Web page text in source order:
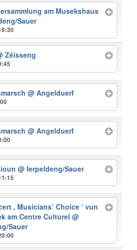
am Musekshaus
Sauer
Zéisseng
@ Angelduerf
@ Angelduerf
@ Ierpeldeng/Sauer
, Musicians’ Choice ‘ vun
am Centre Culturel@
Sauer